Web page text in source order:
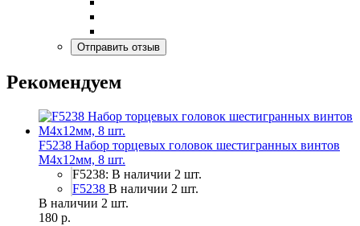
Рекомендуем
F5238 Набор торцевых головок шестигранных винтов
M4x12мм, 8 шт.
F5238: В наличии 2 шт.
F5238 В наличии 2 шт.
В наличии 2 шт.
180 р.